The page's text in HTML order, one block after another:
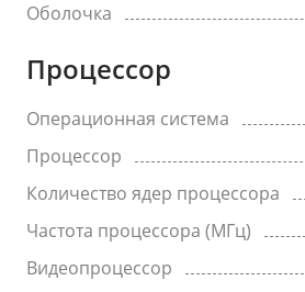
Оболочка
Процессор
Операционная система
Процессор
Количество ядер процессора
Частота процессора (МГц)
Видеопроцессор